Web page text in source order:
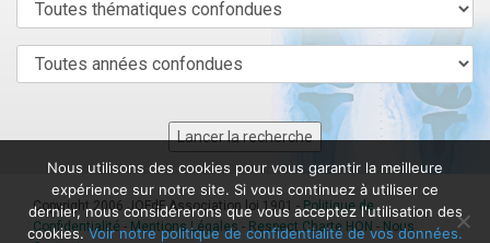
Nous utilisons des cookies pour vous garantir la meilleure
expérience sur notre site. Si vous continuez à utiliser ce
dernier, nous considérerons que vous acceptez l'utilisation des
cookies.Voir notre politique de confidentialité de vos données.
Copyright 2006 JOFdF Association loi 1901 -Politique de
Confidentialité - Mentions Légales - Respect Charte HON - Nous